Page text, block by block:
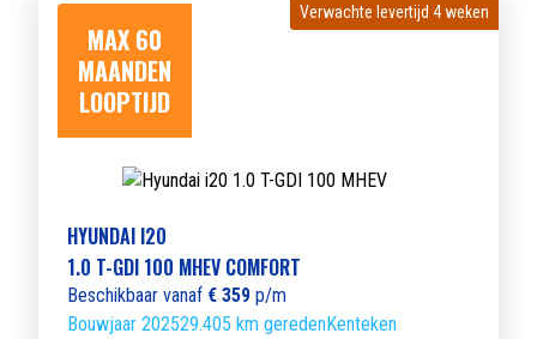
MAX 60
MAANDEN
LOOPTIJD
Verwachte levertijd 4 weken
Verwachte levertijd 4 weken
HYUNDAI I20
1.0 T-GDI 100 MHEV COMFORT
Beschikbaar vanaf € 359 p/m
Bouwjaar 202529.405 km geredenKenteken